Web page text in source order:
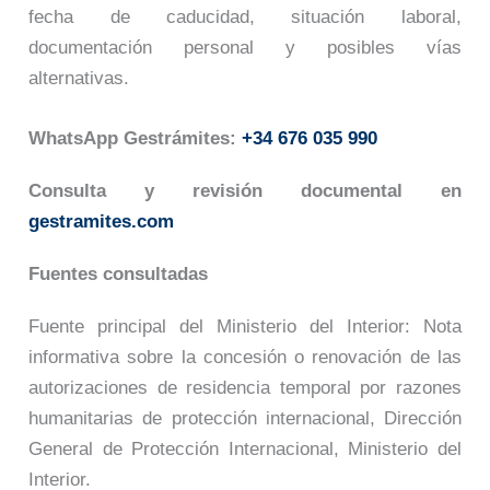
fecha de caducidad, situación laboral,
documentación personal y posibles vías
alternativas.
WhatsApp Gestrámites:+34 676 035 990
Consulta y revisión documental en
gestramites.com
Fuentes consultadas
Fuente principal del Ministerio del Interior: Nota
informativa sobre la concesión o renovación de las
autorizaciones de residencia temporal por razones
humanitarias de protección internacional, Dirección
General de Protección Internacional, Ministerio del
Interior.